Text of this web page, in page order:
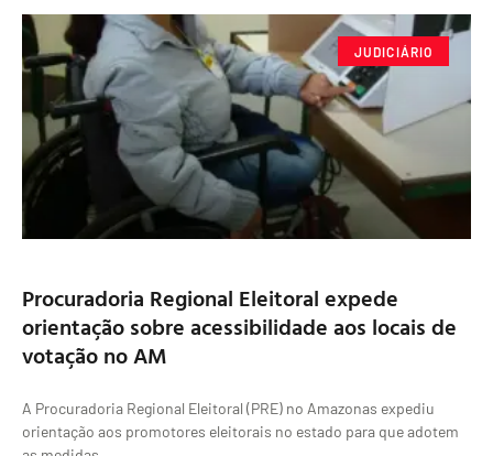
JUDICIÁRIO
Procuradoria Regional Eleitoral expede
orientação sobre acessibilidade aos locais de
votação no AM
A Procuradoria Regional Eleitoral (PRE) no Amazonas expediu
orientação aos promotores eleitorais no estado para que adotem